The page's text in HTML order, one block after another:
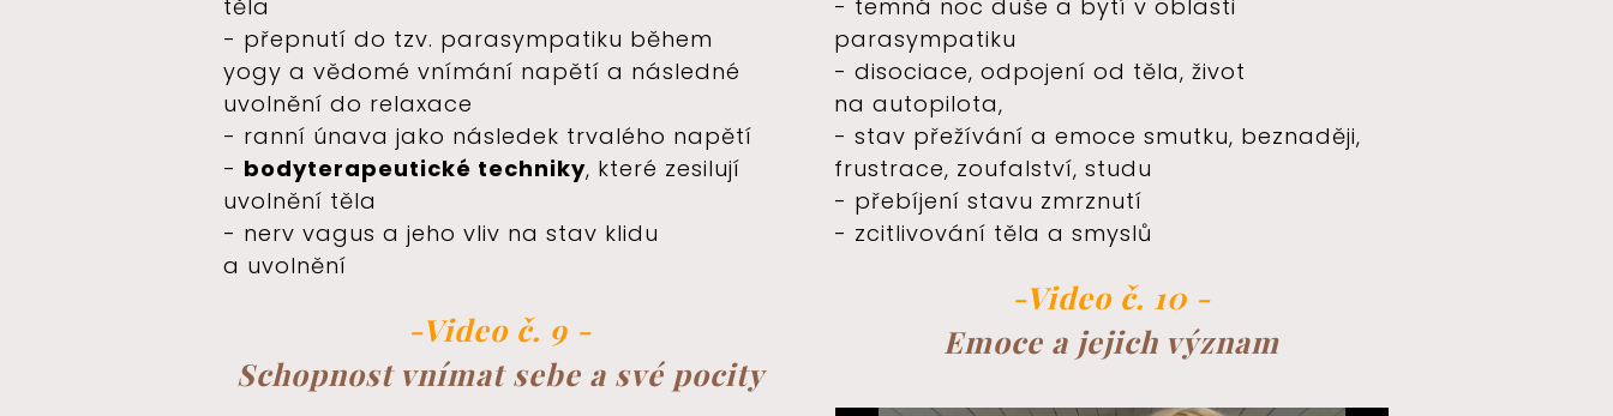
těla
- přepnutí do tzv. parasympatiku během
yogy a vědomé vnímání napětí a následné
uvolnění do relaxace
- ranní únava jako následek trvalého napětí
- bodyterapeutické techniky, které zesilují
uvolnění těla
- nerv vagus a jeho vliv na stav klidu
a uvolnění
-Video č. 9 -
Schopnost vnímat sebe a své pocity
- temná noc duše a bytí v oblasti
parasympatiku
- disociace, odpojení od těla, život
na autopilota,
- stav přežívání a emoce smutku, beznaději,
frustrace, zoufalství, studu
- přebíjení stavu zmrznutí
- zcitlivování těla a smyslů
-Video č. 10 -
Emoce a jejich význam